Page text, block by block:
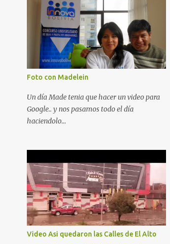
Foto con Madelein
Un día Made tenia que hacer un video para
Google.. y nos pasamos todo el día
haciendolo...
Video Asi quedaron las Calles de El Alto